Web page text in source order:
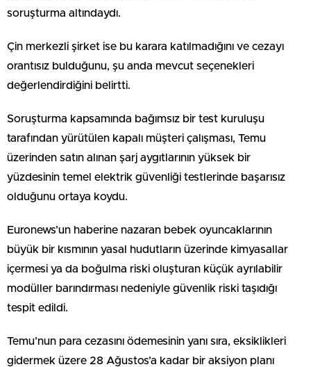
soruşturma altındaydı.
Çin merkezli şirket ise bu karara katılmadığını ve cezayı
orantısız bulduğunu, şu anda mevcut seçenekleri
değerlendirdiğini belirtti.
Soruşturma kapsamında bağımsız bir test kuruluşu
tarafından yürütülen kapalı müşteri çalışması, Temu
üzerinden satın alınan şarj aygıtlarının yüksek bir
yüzdesinin temel elektrik güvenliği testlerinde başarısız
olduğunu ortaya koydu.
Euronews’un haberine nazaran bebek oyuncaklarının
büyük bir kısmının yasal hudutların üzerinde kimyasallar
içermesi ya da boğulma riski oluşturan küçük ayrılabilir
modüller barındırması nedeniyle güvenlik riski taşıdığı
tespit edildi.
Temu’nun para cezasını ödemesinin yanı sıra, eksiklikleri
gidermek üzere 28 Ağustos’a kadar bir aksiyon planı